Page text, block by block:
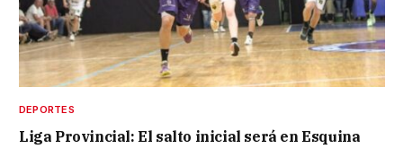
DEPORTES
Liga Provincial: El salto inicial será en Esquina